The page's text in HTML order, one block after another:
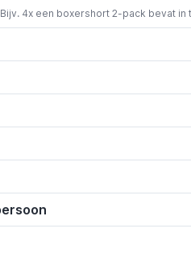
4x een boxershort 2-pack bevat in